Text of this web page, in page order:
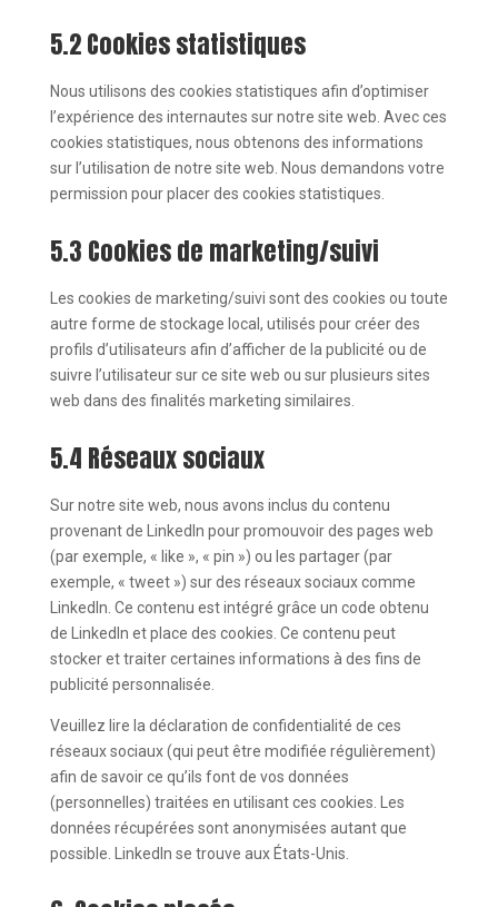
5.2 Cookies statistiques
Nous utilisons des cookies statistiques afin d’optimiser
l’expérience des internautes sur notre site web. Avec ces
cookies statistiques, nous obtenons des informations
sur l’utilisation de notre site web. Nous demandons votre
permission pour placer des cookies statistiques.
5.3 Cookies de marketing/suivi
Les cookies de marketing/suivi sont des cookies ou toute
autre forme de stockage local, utilisés pour créer des
profils d’utilisateurs afin d’afficher de la publicité ou de
suivre l’utilisateur sur ce site web ou sur plusieurs sites
web dans des finalités marketing similaires.
5.4 Réseaux sociaux
Sur notre site web, nous avons inclus du contenu
provenant de LinkedIn pour promouvoir des pages web
(par exemple, « like », « pin ») ou les partager (par
exemple, « tweet ») sur des réseaux sociaux comme
LinkedIn. Ce contenu est intégré grâce un code obtenu
de LinkedIn et place des cookies. Ce contenu peut
stocker et traiter certaines informations à des fins de
publicité personnalisée.
Veuillez lire la déclaration de confidentialité de ces
réseaux sociaux (qui peut être modifiée régulièrement)
afin de savoir ce qu’ils font de vos données
(personnelles) traitées en utilisant ces cookies. Les
données récupérées sont anonymisées autant que
possible. LinkedIn se trouve aux États-Unis.